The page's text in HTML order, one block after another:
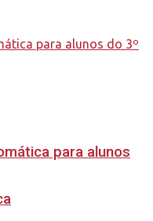
para alunos